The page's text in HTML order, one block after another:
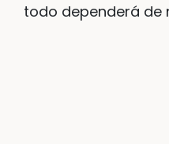
todo dependerá de